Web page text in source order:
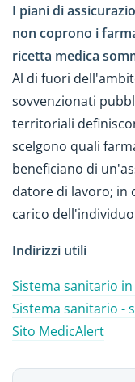
I piani di
non coprono i
ricetta medica
Al di fuori
sovvenzionati
territoriali
scelgono quali
beneficiano di
datore di lavoro; in
carico
Indirizzi utili
Sistema sanitario in
Sistema sanitario -
Sito MedicAlert